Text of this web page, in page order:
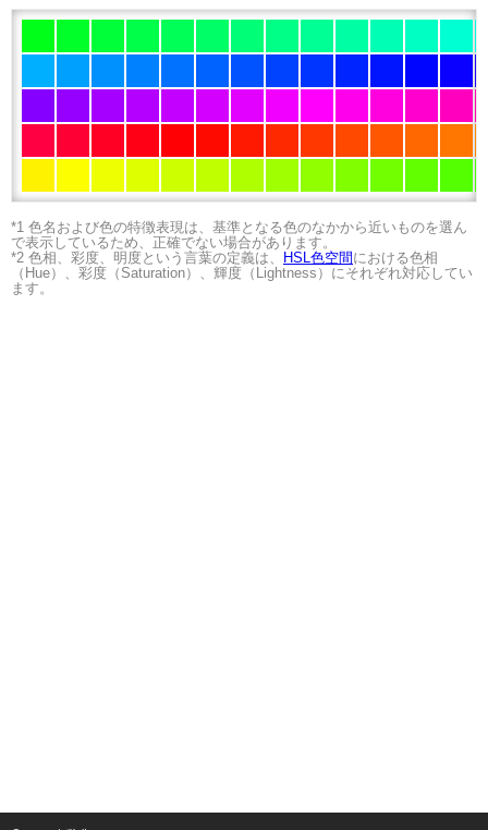
*1 色名および色の特徴表現は、基準となる色のなかから近いものを選ん
で表示しているため、正確でない場合があります。
*2 色相、彩度、明度という言葉の定義は、
HSL色空間 における色相
（Hue）、彩度（Saturation）、輝度（Lightness）にそれぞれ対応してい
ます。